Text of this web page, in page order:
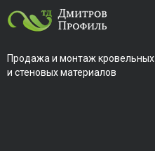
Продажа и монтаж кровельных
и стеновых материалов